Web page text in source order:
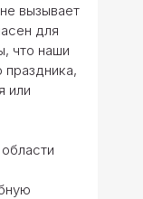
вызывает
для
что наши
или